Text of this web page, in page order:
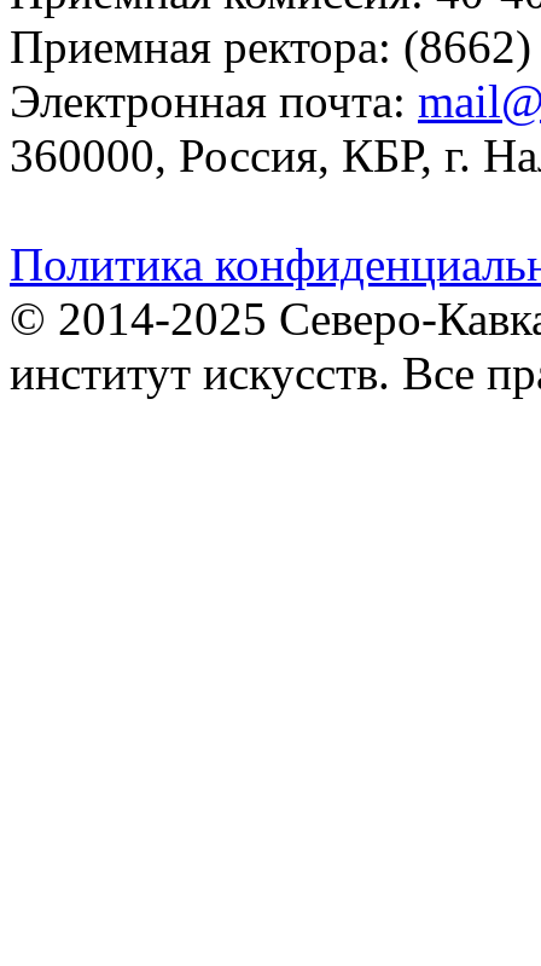
Приемная ректора:
Электронная почта:
360000, Россия, КБР, г.
Политика
© 2014-2025 Северо-
институт искусств. Все